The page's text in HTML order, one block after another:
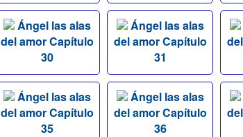
Ángel las alas
del amor Capítulo
30
Ángel las alas
del amor Capítulo
31
Ángel las alas
del amor Capítulo
35
Ángel las alas
del amor Capítulo
36